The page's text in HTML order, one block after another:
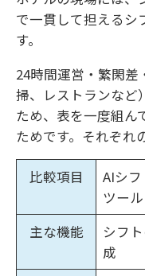
で一貫して担えるシ
す。
24時間運営・繁閑
掃、レストランなど
ため、表を一度組ん
ためです。それぞれ
比較項目
AIシ
ツール
主な機能
シフ
成